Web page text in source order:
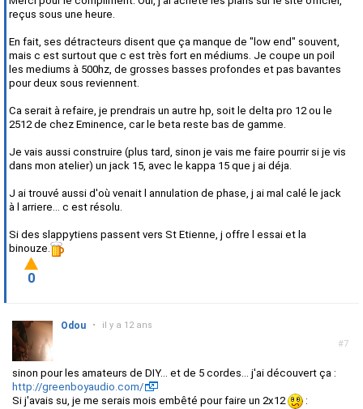
reçus sous une heure.
En fait, ses détracteurs disent que ça manque de "low end" souvent,
mais c est surtout que c est très fort en médiums. Je coupe un poil
les mediums à 500hz, de grosses basses profondes et pas bavantes
pour deux sous reviennent.
Ca serait à refaire, je prendrais un autre hp, soit le delta pro 12 ou le
2512 de chez Eminence, car le beta reste bas de gamme.
Je vais aussi construire (plus tard, sinon je vais me faire pourrir si je vis
dans mon atelier) un jack 15, avec le kappa 15 que j ai déja.
J ai trouvé aussi d'où venait l annulation de phase, j ai mal calé le jack
à l arriere... c est résolu.
Si des slappytiens passent vers St Etienne, j offre l essai et la
binouze.
0
#7
Odou • il y a 12 ans
sinon pour les amateurs de DIY... et de 5 cordes... j'ai découvert ça :
http://greenboyaudio.com/
Si j'avais su, je me serais mois embêté pour faire un 2x12
: